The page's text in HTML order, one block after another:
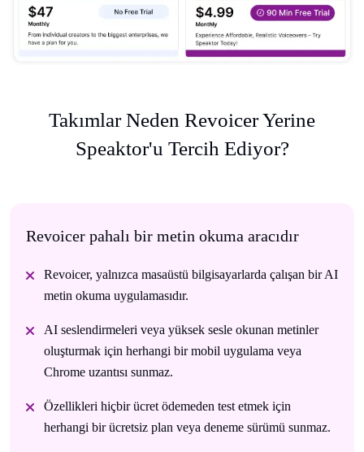
Takımlar Neden Revoicer Yerine
Speaktor'u Tercih Ediyor?
Revoicer pahalı bir metin okuma aracıdır
Revoicer, yalnızca masaüstü bilgisayarlarda çalışan bir AI
metin okuma uygulamasıdır.
AI seslendirmeleri veya yüksek sesle okunan metinler
oluşturmak için herhangi bir mobil uygulama veya
Chrome uzantısı sunmaz.
Özellikleri hiçbir ücret ödemeden test etmek için
herhangi bir ücretsiz plan veya deneme sürümü sunmaz.